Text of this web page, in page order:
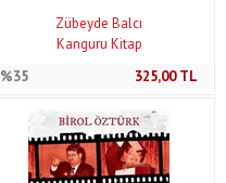
Zübeyde Balcı
Kanguru Kitap
%35
325,00TL